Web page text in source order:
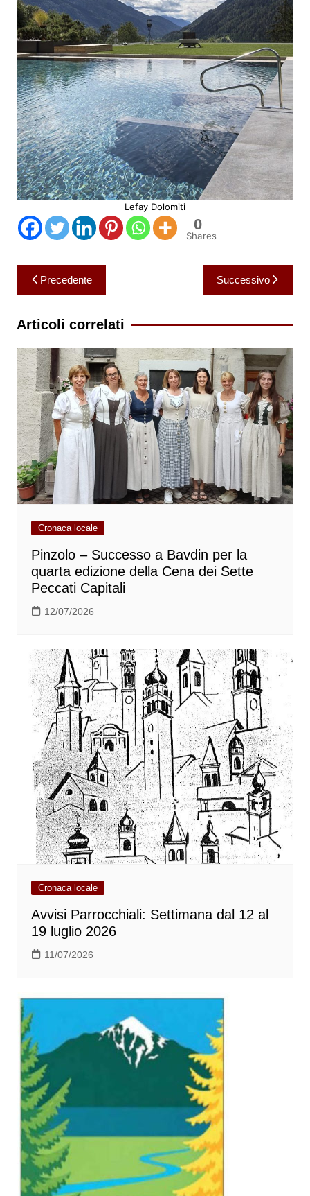
Lefay Dolomiti
0
Shares
Navigazione
articoli
Precedente Successivo
Articoli correlati
Cronaca locale
Pinzolo – Successo a Bavdin per la
quarta edizione della Cena dei Sette
Peccati Capitali
12/07/2026
Cronaca locale
Avvisi Parrocchiali: Settimana dal 12 al
19 luglio 2026
11/07/2026